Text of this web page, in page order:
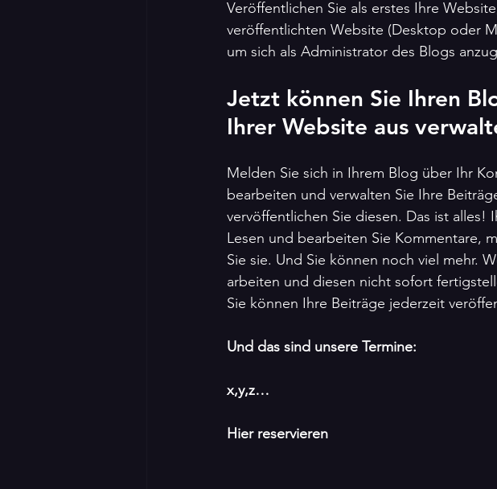
Veröffentlichen Sie als erstes Ihre
veröffentlichten Website (Desktop oder
um sich als Administrator des Blogs
Jetzt können Sie Ihren
Ihrer Website aus
Melden Sie sich in Ihrem Blog über Ihr
bearbeiten und verwalten Sie Ihre
vervöffentlichen Sie diesen. Das ist alles!
Lesen und bearbeiten Sie Kommentare,
Sie sie. Und Sie können noch viel mehr.
arbeiten und diesen nicht sofort
Sie können Ihre Beiträge jederzeit
Und das sind unsere Termine:
x,y,z…
Hier reservieren